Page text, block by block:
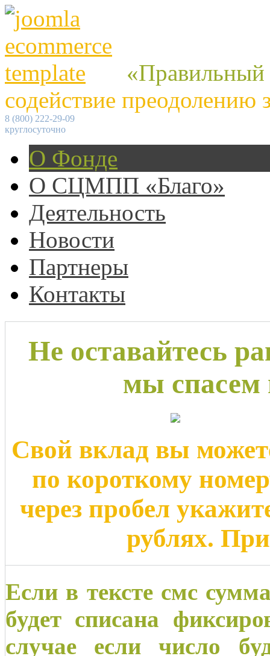
содействие преодолению
8 (800) 222-29-09
круглосуточно
О Фонде
О СЦМПП «Благо»
Деятельность
Новости
Партнеры
Контакты
Не оставайтесь
мы спасем
Свой вклад вы
по короткому
через пробел
рублях.
Если в тексте смс
будет списана
случае если число